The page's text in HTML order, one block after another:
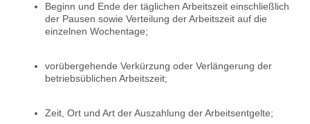
Beginn und Ende der täglichen Arbeitszeit einschließlich
der Pausen sowie Verteilung der Arbeitszeit auf die
einzelnen Wochentage;
vorübergehende Verkürzung oder Verlängerung der
betriebsüblichen Arbeitszeit;
Zeit, Ort und Art der Auszahlung der Arbeitsentgelte;